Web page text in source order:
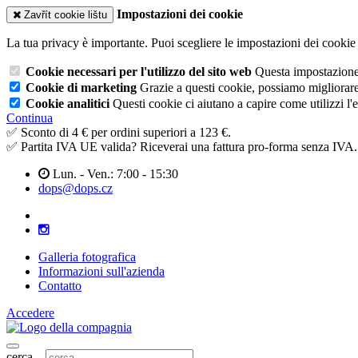
Zavřít cookie lištu Impostazioni dei cookie
La tua privacy è importante. Puoi scegliere le impostazioni dei
Cookie necessari per l'utilizzo del sito web Questa
Cookie di marketing Grazie a questi cookie, possiamo
Cookie analitici Questi cookie ci aiutano a capire come utilizzi
Continua
✅ Sconto di 4 € per ordini superiori a 123 €.
✅ Partita IVA UE valida? Riceverai una fattura pro-forma senza IVA.
Lun. - Ven.: 7:00 - 15:30
dops@dops.cz
Galleria fotografica
Informazioni sull'azienda
Contatto
Accedere